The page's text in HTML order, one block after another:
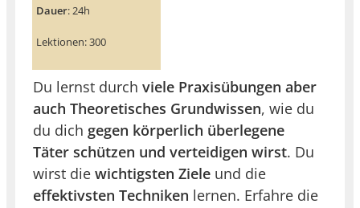
Dauer: 24h
Lektionen: 300
Du lernst durch viele Praxisübungen aber
auch Theoretisches Grundwissen, wie du
du dich gegen körperlich überlegene
Täter schützen und verteidigen wirst. Du
wirst die wichtigsten Ziele und die
effektivsten Techniken lernen. Erfahre die